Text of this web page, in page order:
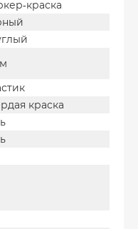
краска
краска